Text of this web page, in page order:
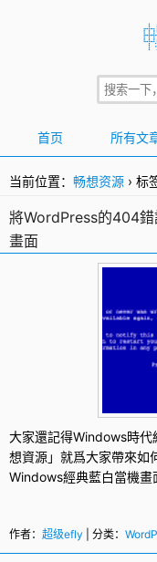
首页 所有文
当前位置： 畅想资源 › 标
將WordPress的404
畫面
大家還記得Windows時代
想資源」就爲大家帶來如
Windows經典藍白當機
作者： 超级efly | 分类：